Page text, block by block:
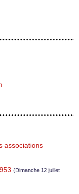
associations
(Dimanche 12 juillet